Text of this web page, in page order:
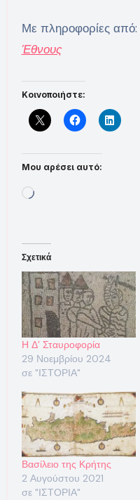
Με πληροφορίες από:
Έθνους
Κοινοποιήστε:
Μου αρέσει αυτό:
Loading…
Σχετικά
Η Δ’ Σταυροφορία
29 Νοεμβρίου 2024
σε "ΙΣΤΟΡΙΑ"
Βασίλειο της Κρήτης
2 Αυγούστου 2021
σε "ΙΣΤΟΡΙΑ"